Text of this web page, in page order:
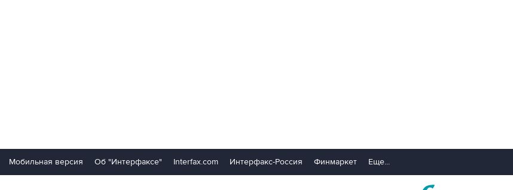
Мобильная версия Об "Интерфаксе" Interfax.com Интерфакс-Россия Финмаркет Еще...